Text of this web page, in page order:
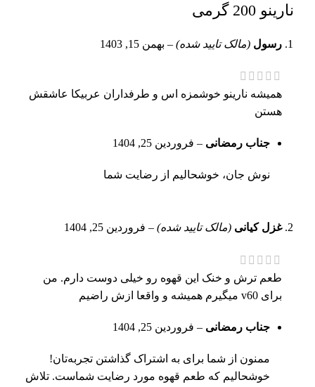
نارینو 200 گرمی
رسول (مالک تایید شده) – بهمن 15, 1403
همیشه نارینو خوشمزه اس و طرفداران عربیکا عاشقش
هستن
جناب رمضانی – فروردین 25, 1404
نوش جان، خوشحالیم از رضایت شما
غزل کیانی (مالک تایید شده) – فروردین 25, 1404
طعم ترش و خنک این قهوه رو خیلی دوست دارم. من
برای v60 میگیرم همیشه و واقعا ازش راضیم
جناب رمضانی – فروردین 25, 1404
ممنون از شما برای به اشتراک گذاشتن تجربه‌تان!
خوشحالیم که طعم قهوه مورد رضایت شماست. تلاش